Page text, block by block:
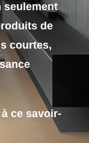
seulement
de
courtes,
ce savoir-